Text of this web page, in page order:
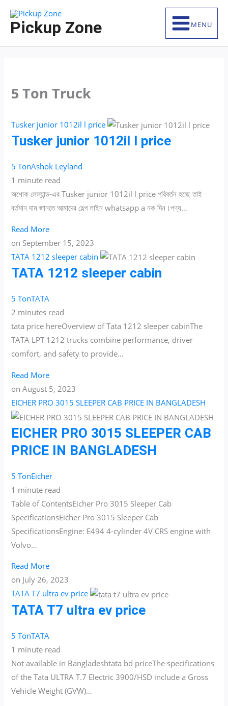
contentPickup Zone MENU
5 Ton Truck
Tusker junior 1012il l price
Tusker junior 1012il l price
5 TonAshok Leyland
1 minute read
অশোক লেল্যান্ড-এর Tusker junior 1012il l price পরিবর্তন হচ্ছে তাই
বর্তমান দাম জানতে আমাদের হেল্প লাইন whatsapp a নক দিন।পণ্য…
Read More
on September 15, 2023
TATA 1212 sleeper cabin
TATA 1212 sleeper cabin
5 TonTATA
2 minutes read
tata price hereOverview of Tata 1212 sleeper cabinThe
TATA LPT 1212 trucks combine performance, driver
comfort, and safety to provide…
Read More
onAugust 5, 2023
EICHER PRO 3015 SLEEPER CAB PRICE IN BANGLADESH
EICHER PRO 3015 SLEEPER CAB
PRICE IN BANGLADESH
5 TonEicher
1 minute read
Table of ContentsEicher Pro 3015 Sleeper Cab
SpecificationsEicher Pro 3015 Sleeper Cab
SpecificationsEngine: E494 4-cylinder 4V CRS engine with
Volvo…
Read More
on July 26, 2023
TATA T7 ultra ev price
TATA T7 ultra ev price
5 TonTATA
1 minute read
Not available in Bangladeshtata bd priceThe specifications
of the Tata ULTRA T.7 Electric 3900/HSD include a Gross
Vehicle Weight (GVW)…
e
a
f
r
: